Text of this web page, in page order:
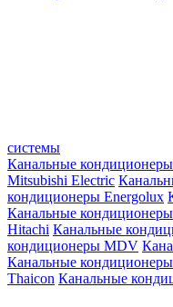
системы
Канальные
Mitsubishi Electric
кондиционеры Energolux
Канальные кондиционеры
Hitachi Канальные
кондиционеры MDV
Канальные кондиционеры
Thaicon Канальные